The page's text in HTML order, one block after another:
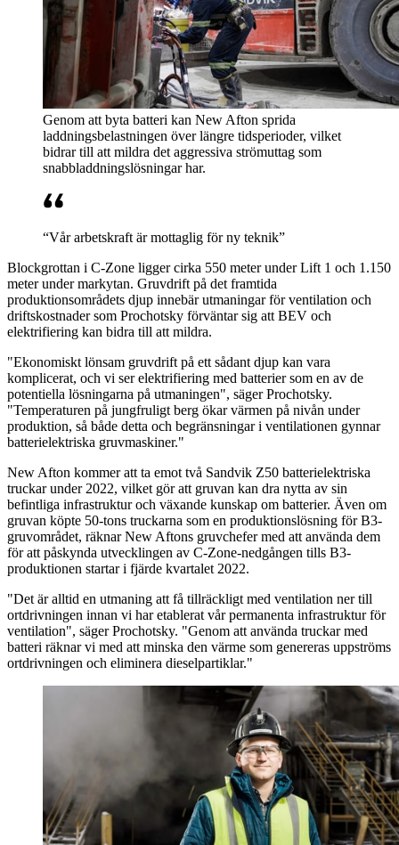
Genom att byta batteri kan New Afton sprida
laddningsbelastningen över längre tidsperioder, vilket
bidrar till att mildra det aggressiva strömuttag som
snabbladdningslösningar har.
“Vår arbetskraft är mottaglig för ny teknik”
Blockgrottan i C-Zone ligger cirka 550 meter under Lift 1 och 1.150
meter under markytan. Gruvdrift på det framtida
produktionsområdets djup innebär utmaningar för ventilation och
driftskostnader som Prochotsky förväntar sig att BEV och
elektrifiering kan bidra till att mildra.
"Ekonomiskt lönsam gruvdrift på ett sådant djup kan vara
komplicerat, och vi ser elektrifiering med batterier som en av de
potentiella lösningarna på utmaningen", säger Prochotsky.
"Temperaturen på jungfruligt berg ökar värmen på nivån under
produktion, så både detta och begränsningar i ventilationen gynnar
batterielektriska gruvmaskiner."
New Afton kommer att ta emot två Sandvik Z50 batterielektriska
truckar under 2022, vilket gör att gruvan kan dra nytta av sin
befintliga infrastruktur och växande kunskap om batterier. Även om
gruvan köpte 50-tons truckarna som en produktionslösning för B3-
gruvområdet, räknar New Aftons gruvchefer med att använda dem
för att påskynda utvecklingen av C-Zone-nedgången tills B3-
produktionen startar i fjärde kvartalet 2022.
"Det är alltid en utmaning att få tillräckligt med ventilation ner till
ortdrivningen innan vi har etablerat vår permanenta infrastruktur för
ventilation", säger Prochotsky. "Genom att använda truckar med
batteri räknar vi med att minska den värme som genereras uppströms
ortdrivningen och eliminera dieselpartiklar."